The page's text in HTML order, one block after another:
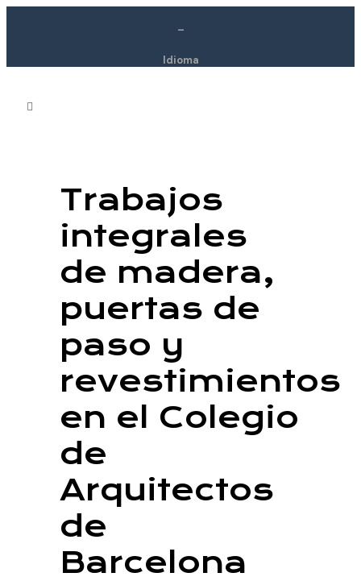
–
Idioma
Trabajos
integrales
de madera,
puertas de
paso y
revestimientos
en el Colegio
de
Arquitectos
de
Barcelona